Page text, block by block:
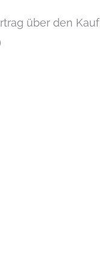
über den Kauf